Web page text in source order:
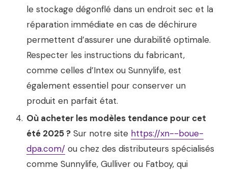
le stockage dégonflé dans un endroit sec et la
réparation immédiate en cas de déchirure
permettent d’assurer une durabilité optimale.
Respecter les instructions du fabricant,
comme celles d’Intex ou Sunnylife, est
également essentiel pour conserver un
produit en parfait état.
Où acheter les modèles tendance pour cet
été 2025 ? Sur notre site https://xn--boue-
dpa.com/ ou chez des distributeurs spécialisés
comme Sunnylife, Gulliver ou Fatboy, qui